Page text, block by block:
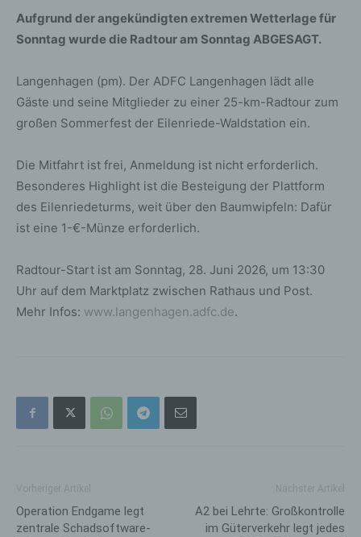
Aufgrund der angekündigten extremen Wetterlage für
Sonntag wurde die Radtour am Sonntag ABGESAGT.
Langenhagen (pm). Der ADFC Langenhagen lädt alle
Gäste und seine Mitglieder zu einer 25-km-Radtour zum
großen Sommerfest der Eilenriede-Waldstation ein.
Die Mitfahrt ist frei, Anmeldung ist nicht erforderlich.
Besonderes Highlight ist die Besteigung der Plattform
des Eilenriedeturms, weit über den Baumwipfeln: Dafür
ist eine 1-€-Münze erforderlich.
Radtour-Start ist am Sonntag, 28. Juni 2026, um 13:30
Uhr auf dem Marktplatz zwischen Rathaus und Post.
Mehr Infos: www.langenhagen.adfc.de.
Operation Endgame legt
zentrale Schadsoftware-
A2 bei Lehrte: Großkontrolle
im Güterverkehr legt jedes